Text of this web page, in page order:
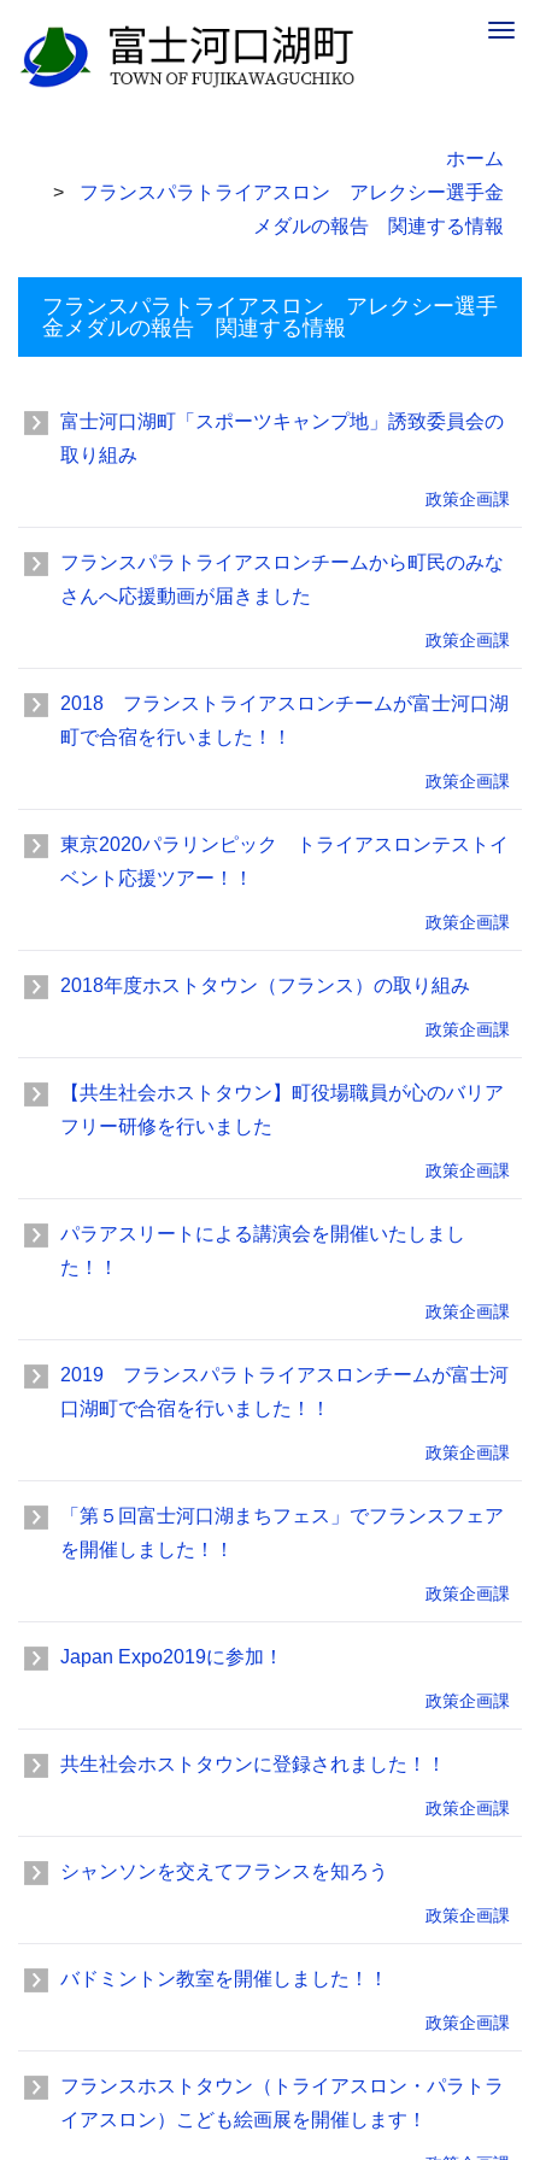
ホーム
フランスパラトライアスロン アレクシー選手金
メダルの報告 関連する情報
フランスパラトライアスロン アレクシー選手
金メダルの報告 関連する情報
富士河口湖町「スポーツキャンプ地」誘致委員会の
取り組み
政策企画課
フランスパラトライアスロンチームから町民のみな
さんへ応援動画が届きました
政策企画課
2018 フランストライアスロンチームが富士河口湖
町で合宿を行いました！！
政策企画課
東京2020パラリンピック トライアスロンテストイ
ベント応援ツアー！！
政策企画課
2018年度ホストタウン（フランス）の取り組み
政策企画課
【共生社会ホストタウン】町役場職員が心のバリア
フリー研修を行いました
政策企画課
パラアスリートによる講演会を開催いたしまし
た！！
政策企画課
2019 フランスパラトライアスロンチームが富士河
口湖町で合宿を行いました！！
政策企画課
「第５回富士河口湖まちフェス」でフランスフェア
を開催しました！！
政策企画課
Japan Expo2019に参加！
政策企画課
共生社会ホストタウンに登録されました！！
政策企画課
シャンソンを交えてフランスを知ろう
政策企画課
バドミントン教室を開催しました！！
政策企画課
フランスホストタウン（トライアスロン・パラトラ
イアスロン）こども絵画展を開催します！